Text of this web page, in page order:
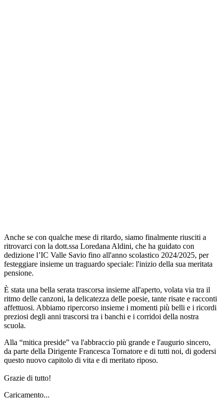
Anche se con qualche mese di ritardo, siamo finalmente riusciti a
ritrovarci con la dott.ssa Loredana Aldini, che ha guidato con
dedizione l’IC Valle Savio fino all'anno scolastico 2024/2025, per
festeggiare insieme un traguardo speciale: l'inizio della sua meritata
pensione.
È stata una bella serata trascorsa insieme all'aperto, volata via tra il
ritmo delle canzoni, la delicatezza delle poesie, tante risate e racconti
affettuosi. Abbiamo ripercorso insieme i momenti più belli e i ricordi
preziosi degli anni trascorsi tra i banchi e i corridoi della nostra
scuola.
Alla “mitica preside” va l'abbraccio più grande e l'augurio sincero,
da parte della Dirigente Francesca Tornatore e di tutti noi, di godersi
questo nuovo capitolo di vita e di meritato riposo.
Grazie di tutto!
Caricamento...